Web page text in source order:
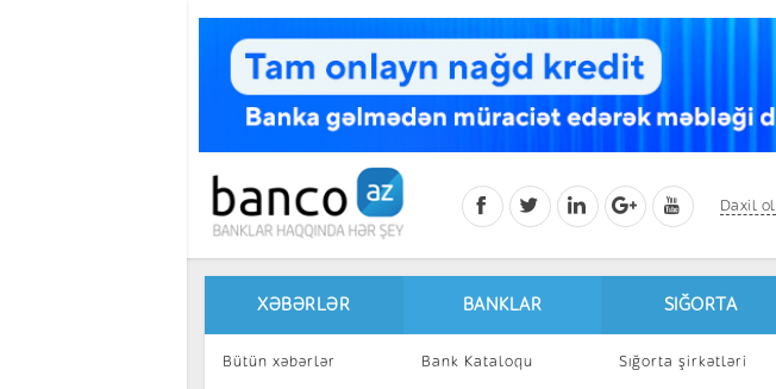
Daxil ol
XƏBƏRLƏR
Bütün xəbərlər
BANKLAR
Bank Kataloqu
SIĞORTA
Sığorta şirkətləri